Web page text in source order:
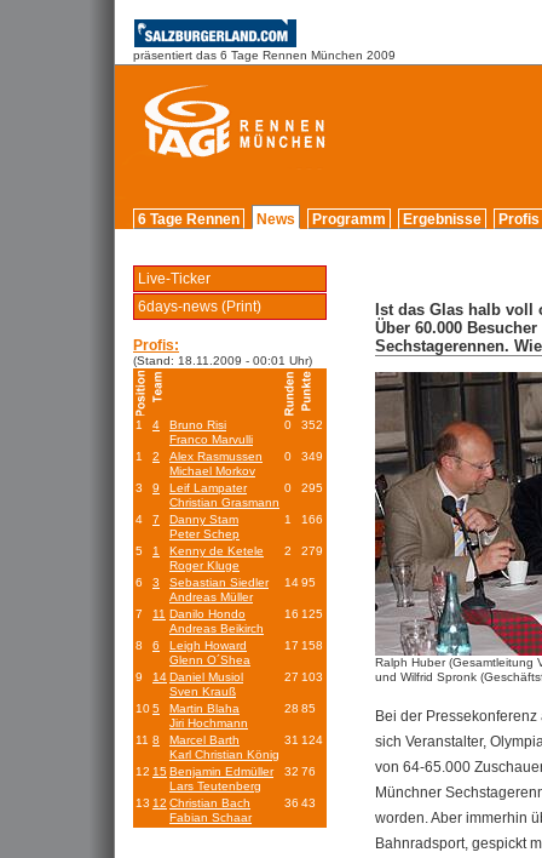
präsentiert das 6 Tage Rennen München 2009
6 Tage Rennen News Programm Ergebnisse Profis
Live-Ticker
6days-news (Print)
Profis:
(Stand: 18.11.2009 - 00:01 Uhr)
1 4
Bruno Risi
Franco Marvulli
0 352
1 2
Alex Rasmussen
Michael Morkov
0 349
3 9
Leif Lampater
Christian Grasmann
0 295
4 7
Danny Stam
Peter Schep
1 166
5 1
Kenny de Ketele
Roger Kluge
2 279
6 3
Sebastian Siedler
Andreas Müller
1495
7 11 Danilo Hondo
Andreas Beikirch
16 125
8 6
Leigh Howard
Glenn O´Shea
17 158
9 14Daniel Musiol
Sven Krauß
27 103
105
Martin Blaha
Jiri Hochmann
28 85
11 8
Marcel Barth
Karl Christian König
31 124
12 15Benjamin Edmüller
Lars Teutenberg
32 76
13 12 Christian Bach
Fabian Schaar
36 43
Ist das Glas halb voll
Über 60.000
Sechstagerennen.
Ralph Huber (Gesamtleitung
und Wilfrid Spronk
Bei der
sich Veranstalter,
von 64-65.000
Münchner
worden. Aber immerhin
Bahnradsport, gespickt